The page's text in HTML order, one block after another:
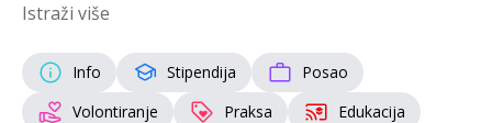
Istraži više
Info Stipendija
Posao
Volontiranje
Praksa
Edukacija